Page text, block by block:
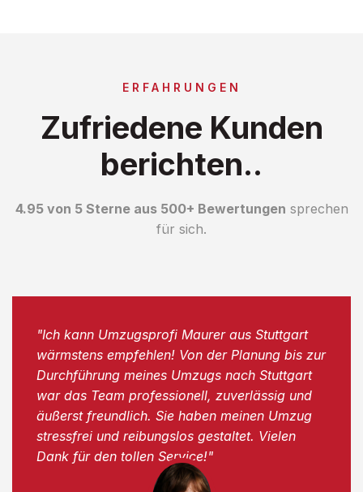
ERFAHRUNGEN
Zufriedene Kunden
berichten..
4.95 von 5 Sterne aus 500+ Bewertungen sprechen
für sich.
"Ich kann Umzugsprofi Maurer aus Stuttgart
wärmstens empfehlen! Von der Planung bis zur
Durchführung meines Umzugs nach Stuttgart
war das Team professionell, zuverlässig und
äußerst freundlich. Sie haben meinen Umzug
stressfrei und reibungslos gestaltet. Vielen
Dank für den tollen Service!"